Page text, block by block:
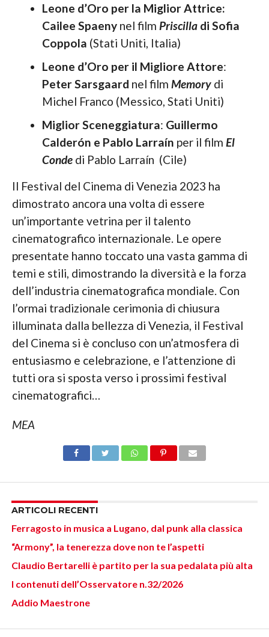
Leone d’Oro per la Miglior Attrice:
Cailee Spaenynel film Priscilla di Sofia
Coppola (Stati Uniti, Italia)
Leone d’Oro per il Migliore Attore:
Peter Sarsgaard nel film Memory di
Michel Franco (Messico, Stati Uniti)
Miglior Sceneggiatura: Guillermo
Calderón e Pablo Larraín per il film El
Conde di Pablo Larraín (Cile)
Il Festival del Cinema di Venezia 2023 ha
dimostrato ancora una volta di essere
un’importante vetrina per il talento
cinematografico internazionale. Le opere
presentate hanno toccato una vasta gamma di
temi e stili, dimostrando la diversità e la forza
dell’industria cinematografica mondiale. Con
l’ormai tradizionale cerimonia di chiusura
illuminata dalla bellezza di Venezia, il Festival
del Cinema si è concluso con un’atmosfera di
entusiasmo e celebrazione, e l’attenzione di
tutti ora si sposta verso i prossimi festival
cinematografici…
MEA
ARTICOLI RECENTI
Ferragosto in musica a Lugano, dal punk alla classica
“Armony”, la tenerezza dove non te l’aspetti
Claudio Bertarelli è partito per la sua pedalata più alta
I contenuti dell’Osservatore n.32/2026
Addio Maestrone